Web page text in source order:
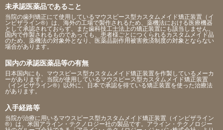
未承認医薬品であること
当院の歯列矯正にて使用しているマウスピース型カスタムメイド矯正装置（イ
ンビザライン®）は、海外の工場で製作されるため、薬機法における医療機器
として承認されておらず、また歯科技工士法上の矯正装置にも該当しません。
国内で作製されるものであっても、患者様ごとにつくられるカスタムメイド品
のため、薬機法の対象外となり、医薬品副作用被害救済制度の対象とならない
場合があります。
国内の承認医薬品等の有無
日本国内にも、マウスピース型カスタムメイド矯正装置を作製しているメーカ
ーがあります。当院が使用しているマウスピース型カスタムメイド矯正装置
（インビザライン®）以外に、日本で承認を得ている矯正装置を使った治療法
があります。
入手経路等
当院が治療に用いるマウスピース型カスタムメイド矯正装置（インビザライン
®）は、米国アライン・テクノロジー社の製品です。アライン・テクノロジー